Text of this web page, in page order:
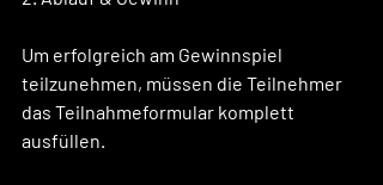
Um erfolgreich am Gewinnspiel
teilzunehmen, müssen die Teilnehmer
das Teilnahmeformular komplett
ausfüllen.